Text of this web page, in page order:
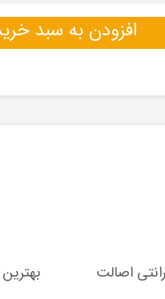
افزودن به سبد
اصالت